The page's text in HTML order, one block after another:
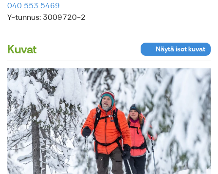
040 553 5469
Y-tunnus: 3009720-2
Kuvat Näytä isot kuvat